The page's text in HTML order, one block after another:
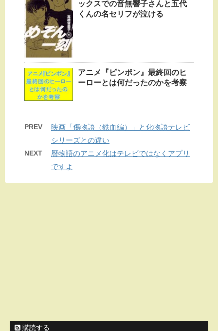
ックスでの音無響子さんと五代
くんの名セリフが泣ける
アニメ『ピンポン』最終回のヒ
ーローとは何だったのかを考察
PREV
映画「傷物語（鉄血編）」と化物語テレビ
シリーズとの違い
NEXT
暦物語のアニメ化はテレビではなくアプリ
ですよ
購読する